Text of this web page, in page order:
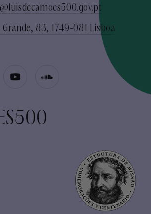
Grande, 83, 1749-081 Lisboa